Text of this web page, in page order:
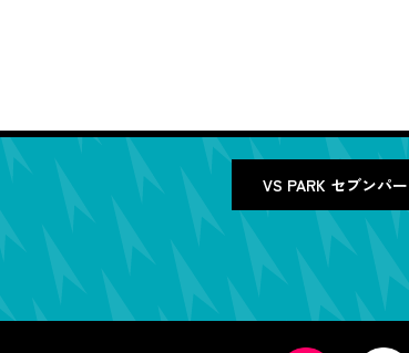
VS PARK セブンパ